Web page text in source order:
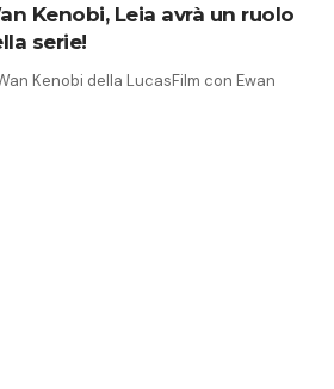
Kenobi, Leia avrà un ruolo
serie!
Kenobi della LucasFilm con Ewan